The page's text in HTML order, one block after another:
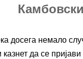
досега немало
да се